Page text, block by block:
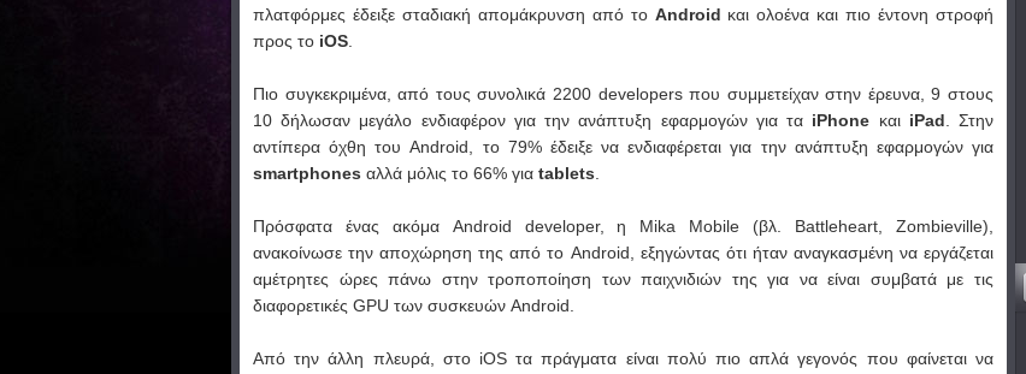
πλατφόρμες έδειξε σταδιακή απομάκρυνση από το Android και ολοένα και πιο έντονη στροφή
προς το iOS
Πιο συγκεκριμένα, από τους συνολικά 2200 developers που συμμετείχαν στην έρευνα, 9 στους
10 δήλωσαν μεγάλο ενδιαφέρον για την ανάπτυξη εφαρμογών για τα iPhone και iPad . Στην
αντίπερα όχθη του Android, το 79% έδειξε να ενδιαφέρεται για την ανάπτυξη εφαρμογών για
smartphones αλλά μόλις το 66% για tablets
Πρόσφατα ένας ακόμα Android developer, η Mika Mobile (βλ. Battleheart, Zombieville),
ανακοίνωσε την αποχώρηση της από το Android, εξηγώντας ότι ήταν αναγκασμένη να εργάζεται
αμέτρητες ώρες πάνω στην τροποποίηση των παιχνιδιών της για να είναι συμβατά με τις
διαφορετικές GPU των συσκευών Android.
Από την άλλη πλευρά, στο iOS τα πράγματα είναι πολύ πιο απλά γεγονός που φαίνεται να